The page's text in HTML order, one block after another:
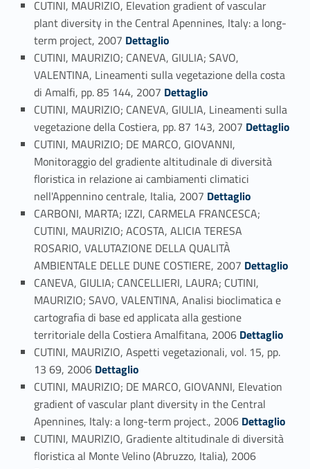
CUTINI, MAURIZIO, Elevation gradient of vascular
plant diversity in the Central Apennines, Italy: a long-
term project, 2007 Link identifier #identifier_person_186733-96
Dettaglio
CUTINI, MAURIZIO; CANEVA, GIULIA; SAVO,
VALENTINA, Lineamenti sulla vegetazione della costa
di Amalfi, pp. 85 144, 2007 Link identifier #identifier_person_3739-97
Dettaglio
CUTINI, MAURIZIO; CANEVA, GIULIA, Lineamenti sulla
vegetazione della Costiera, pp. 87 143, 2007 Link identifier #identifier_person_42642-98
Dettaglio
CUTINI, MAURIZIO; DE MARCO, GIOVANNI,
Monitoraggio del gradiente altitudinale di diversità
floristica in relazione ai cambiamenti climatici
nell'Appennino centrale, Italia, 2007 Link identifier #identifier_person_71547-99
Dettaglio
CARBONI, MARTA; IZZI, CARMELA FRANCESCA;
CUTINI, MAURIZIO; ACOSTA, ALICIA TERESA
ROSARIO, VALUTAZIONE DELLA QUALITÀ
AMBIENTALE DELLE DUNE COSTIERE, 2007 Link identifier #identifier_person_104851-100
Dettaglio
CANEVA, GIULIA; CANCELLIERI, LAURA; CUTINI,
MAURIZIO; SAVO, VALENTINA, Analisi bioclimatica e
cartografia di base ed applicata alla gestione
territoriale della Costiera Amalfitana, 2006 Link identifier #identifier_person_77869-101
Dettaglio
CUTINI, MAURIZIO, Aspetti vegetazionali, vol. 15, pp.
13 69, 2006 Link identifier #identifier_person_166629-102
Dettaglio
CUTINI, MAURIZIO; DE MARCO, GIOVANNI, Elevation
gradient of vascular plant diversity in the Central
Apennines, Italy: a long-term project., 2006 Link identifier #identifier_person_175066-103
Dettaglio
CUTINI, MAURIZIO, Gradiente altitudinale di diversità
floristica al Monte Velino (Abruzzo, Italia), 2006